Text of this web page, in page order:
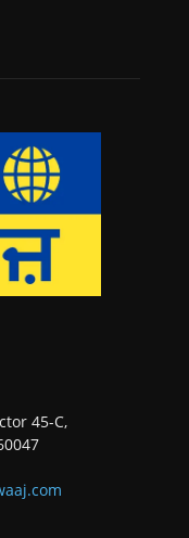
45-C,